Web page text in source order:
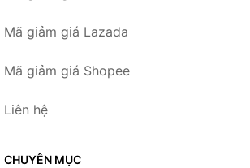
Mã giảm giá Lazada
Mã giảm giá Shopee
Liên hệ
CHUYÊN MỤC